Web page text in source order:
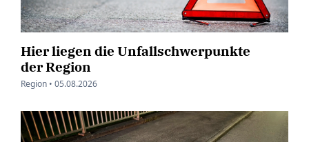
Hier liegen die Unfallschwerpunkte
der Region
Region • 05.08.2026